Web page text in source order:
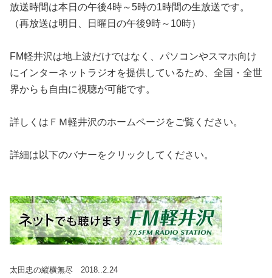
放送時間は本日の午後4時～5時の1時間の生放送です。
（再放送は明日、日曜日の午後9時～10時）
FM軽井沢は地上波だけではなく、パソコンやスマホ向け
にインターネットラジオを提供しているため、全国・全世
界からも自由に視聴が可能です。
詳しくはＦＭ軽井沢のホームページをご覧ください。
詳細は以下のバナーをクリックしてください。
太田忠の縦横無尽 2018..2.24